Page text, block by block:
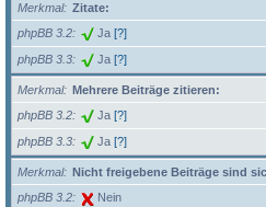
Merkmal
Zitate:
phpBB 3.2
Ja [?]
phpBB 3.3 Ja [?]
Merkmal
Mehrere Beiträge zitieren:
phpBB 3.2
Ja [?]
phpBB 3.3 Ja [?]
Merkmal
Nicht freigebene Beiträge sind
phpBB 3.2
Nein